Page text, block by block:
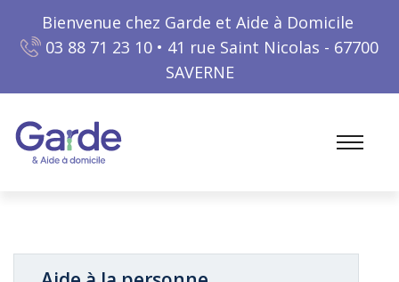
Bienvenue chez Garde et Aide à Domicile
03 88 71 23 10 • 41 rue Saint Nicolas - 67700
SAVERNE